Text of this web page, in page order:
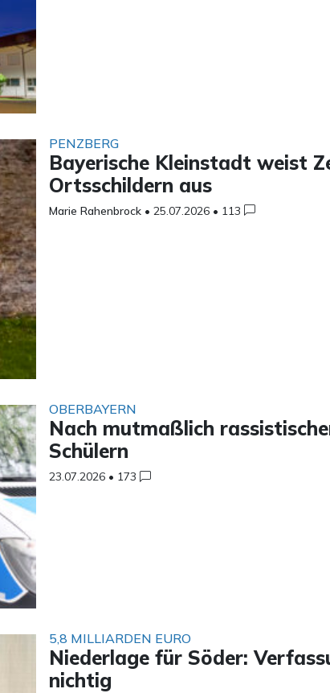
PENZBERG
Bayerische Kleinstadt weist
Ortsschildern aus
Marie Rahenbrock • 25.07.2026 • 113
OBERBAYERN
Nach mutmaßlich
Schülern
23.07.2026 • 173
5,8 MILLIARDEN EURO
Niederlage für Söder:
nichtig